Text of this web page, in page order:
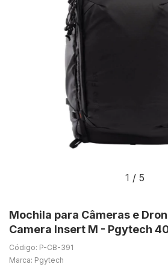
1 / 5
Mochila para Câmeras e
Camera Insert M - Pgytech
Código: P-CB-391
Marca: Pgytech